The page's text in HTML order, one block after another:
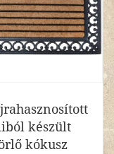
készült
kókusz